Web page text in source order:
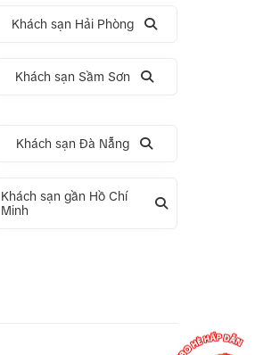
Khách sạn Hải Phòng
Khách sạn Sầm Sơn
Khách sạn Đà Nẵng
Khách sạn gần Hồ Chí
Minh